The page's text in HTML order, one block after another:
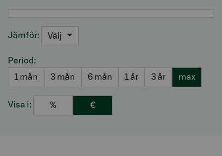
Jämför: Välj
Period:
1 mån
3 mån 6 mån 1 år 3 år max
Visa i: % €